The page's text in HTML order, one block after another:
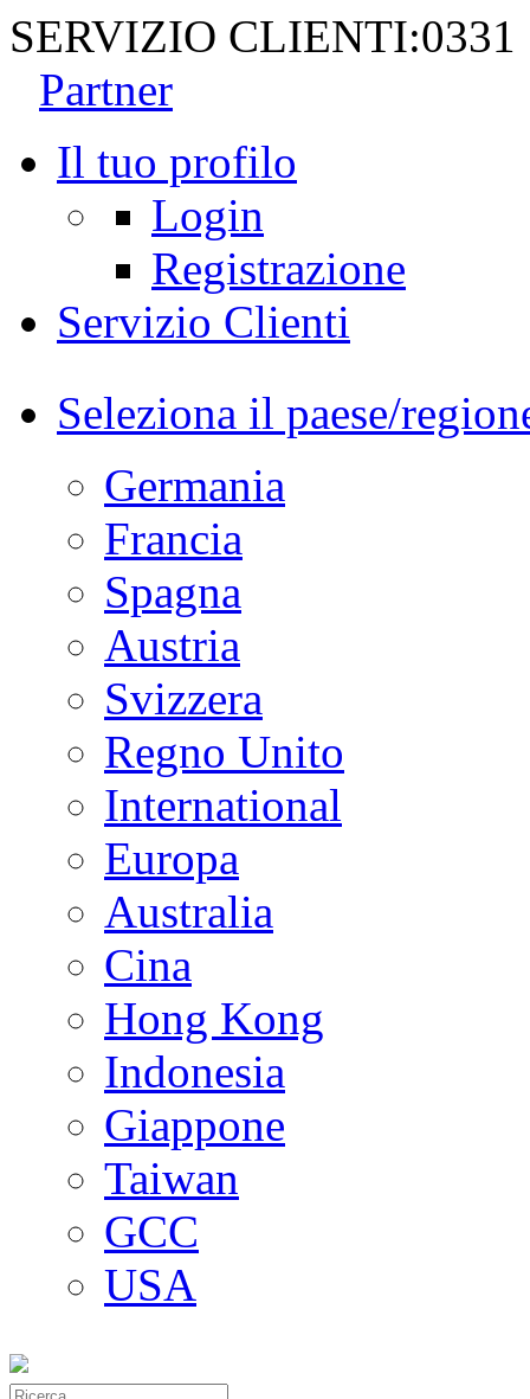
SERVIZIO CLIENTI:0331
Partner
Il tuo profilo
Login
Registrazione
Servizio Clienti
Seleziona il paese/
Germania
Francia
Spagna
Austria
Svizzera
Regno Unito
International
Europa
Australia
Cina
Hong Kong
Indonesia
Giappone
Taiwan
GCC
USA